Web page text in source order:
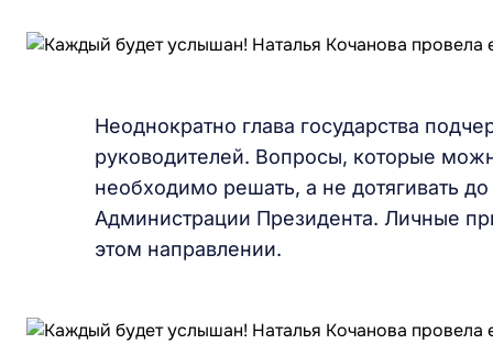
Неоднократно глава государства
руководителей. Вопросы, которые
необходимо решать, а не дотягивать
Администрации Президента. Личные
этом направлении.